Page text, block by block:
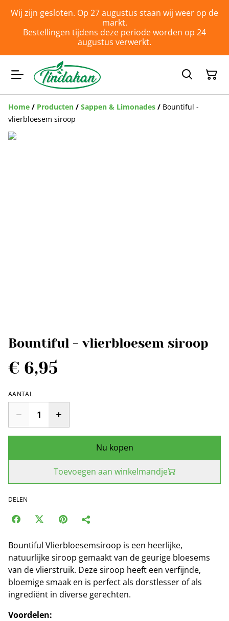
Wij zijn gesloten. Op 27 augustus staan wij weer op de
markt.
Bestellingen tijdens deze periode worden op 24
augustus verwerkt.
Home / Producten / Sappen & Limonades / Bountiful -
vlierbloesem siroop
Bountiful - vlierbloesem siroop
€ 6,95
AANTAL
Nu kopen
Toevoegen aan winkelmandje
DELEN
Bountiful Vlierbloesemsiroop is een heerlijke,
natuurlijke siroop gemaakt van de geurige bloesems
van de vlierstruik. Deze siroop heeft een verfijnde,
bloemige smaak en is perfect als dorstlesser of als
ingrediënt in diverse gerechten.
Voordelen: